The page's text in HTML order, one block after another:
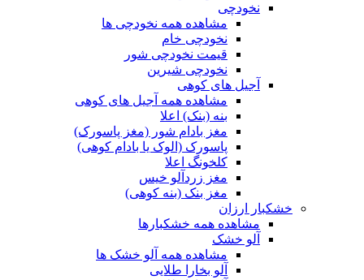
نخودچی
مشاهده همه نخودچی ها
نخودچی خام
قیمت نخودچی شور
نخودچی شیرین
آجیل های کوهی
مشاهده همه آجیل های کوهی
بنه (بنک) اعلا
مغز بادام شور (مغز پاسورک)
پاسورک (الوک یا بادام کوهی)
کلخونگ اعلا
مغز زردآلو خیس
مغز بنک (بنه کوهی)
خشکبار ارزان
مشاهده همه خشکبارها
آلو خشک
مشاهده همه آلو خشک ها
آلو بخارا طلایی